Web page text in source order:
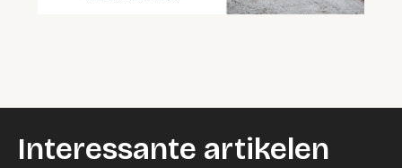
Interessante artikelen